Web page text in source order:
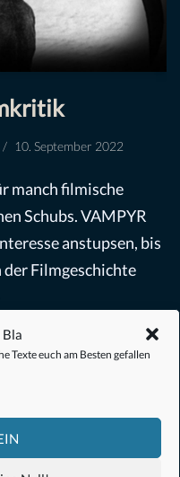
Texte euch am Besten gefallen
10. September 2022
manch filmische
Schubs. VAMPYR
anstupsen, bis
Filmgeschichte